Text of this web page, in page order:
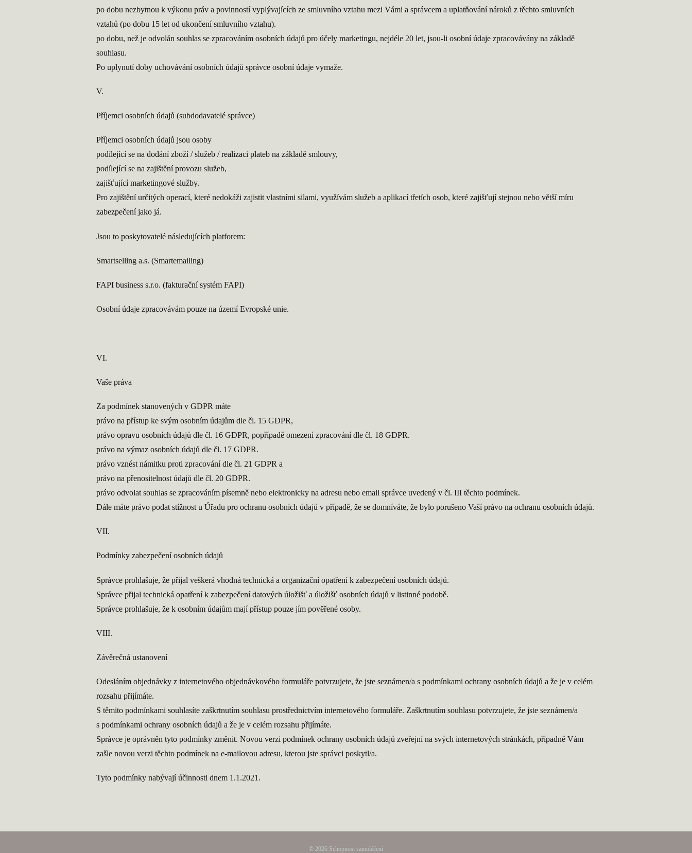
po dobu nezbytnou k výkonu práv a povinností vyplývajících ze smluvního vztahu mezi Vámi a správcem a uplatňování nároků z těchto smluvních
vztahů (po dobu 15 let od ukončení smluvního vztahu).
po dobu, než je odvolán souhlas se zpracováním osobních údajů pro účely marketingu, nejdéle 20 let, jsou-li osobní údaje zpracovávány na základě
souhlasu.
Po uplynutí doby uchovávání osobních údajů správce osobní údaje vymaže.
V.
Příjemci osobních údajů (subdodavatelé správce)
Příjemci osobních údajů jsou osoby
podílející se na dodání zboží / služeb / realizaci plateb na základě smlouvy,
podílející se na zajištění provozu služeb,
zajišťující marketingové služby.
Pro zajištění určitých operací, které nedokáži zajistit vlastními silami, využívám služeb a aplikací třetích osob, které zajišťují stejnou nebo větší míru
zabezpečení jako já.
Jsou to poskytovatelé následujících platforem:
Smartselling a.s. (Smartemailing)
FAPI business s.r.o. (fakturační systém FAPI)
Osobní údaje zpracovávám pouze na území Evropské unie.
VI.
Vaše práva
Za podmínek stanovených v GDPR máte
právo na přístup ke svým osobním údajům dle čl. 15 GDPR,
právo opravu osobních údajů dle čl. 16 GDPR, popřípadě omezení zpracování dle čl. 18 GDPR.
právo na výmaz osobních údajů dle čl. 17 GDPR.
právo vznést námitku proti zpracování dle čl. 21 GDPR a
právo na přenositelnost údajů dle čl. 20 GDPR.
právo odvolat souhlas se zpracováním písemně nebo elektronicky na adresu nebo email správce uvedený v čl. III těchto podmínek.
Dále máte právo podat stížnost u Úřadu pro ochranu osobních údajů v případě, že se domníváte, že bylo porušeno Vaší právo na ochranu osobních údajů.
VII.
Podmínky zabezpečení osobních údajů
Správce prohlašuje, že přijal veškerá vhodná technická a organizační opatření k zabezpečení osobních údajů.
Správce přijal technická opatření k zabezpečení datových úložišť a úložišť osobních údajů v listinné podobě.
Správce prohlašuje, že k osobním údajům mají přístup pouze jím pověřené osoby.
VIII.
Závěrečná ustanovení
Odesláním objednávky z internetového objednávkového formuláře potvrzujete, že jste seznámen/a s podmínkami ochrany osobních údajů a že je v celém
rozsahu přijímáte.
S těmito podmínkami souhlasíte zaškrtnutím souhlasu prostřednictvím internetového formuláře. Zaškrtnutím souhlasu potvrzujete, že jste seznámen/a
s podmínkami ochrany osobních údajů a že je v celém rozsahu přijímáte.
Správce je oprávněn tyto podmínky změnit. Novou verzi podmínek ochrany osobních údajů zveřejní na svých internetových stránkách, případně Vám
zašle novou verzi těchto podmínek na e-mailovou adresu, kterou jste správci poskytl/a.
Tyto podmínky nabývají účinnosti dnem 1.1.2021.
© 2026 Schopnost samoléčení